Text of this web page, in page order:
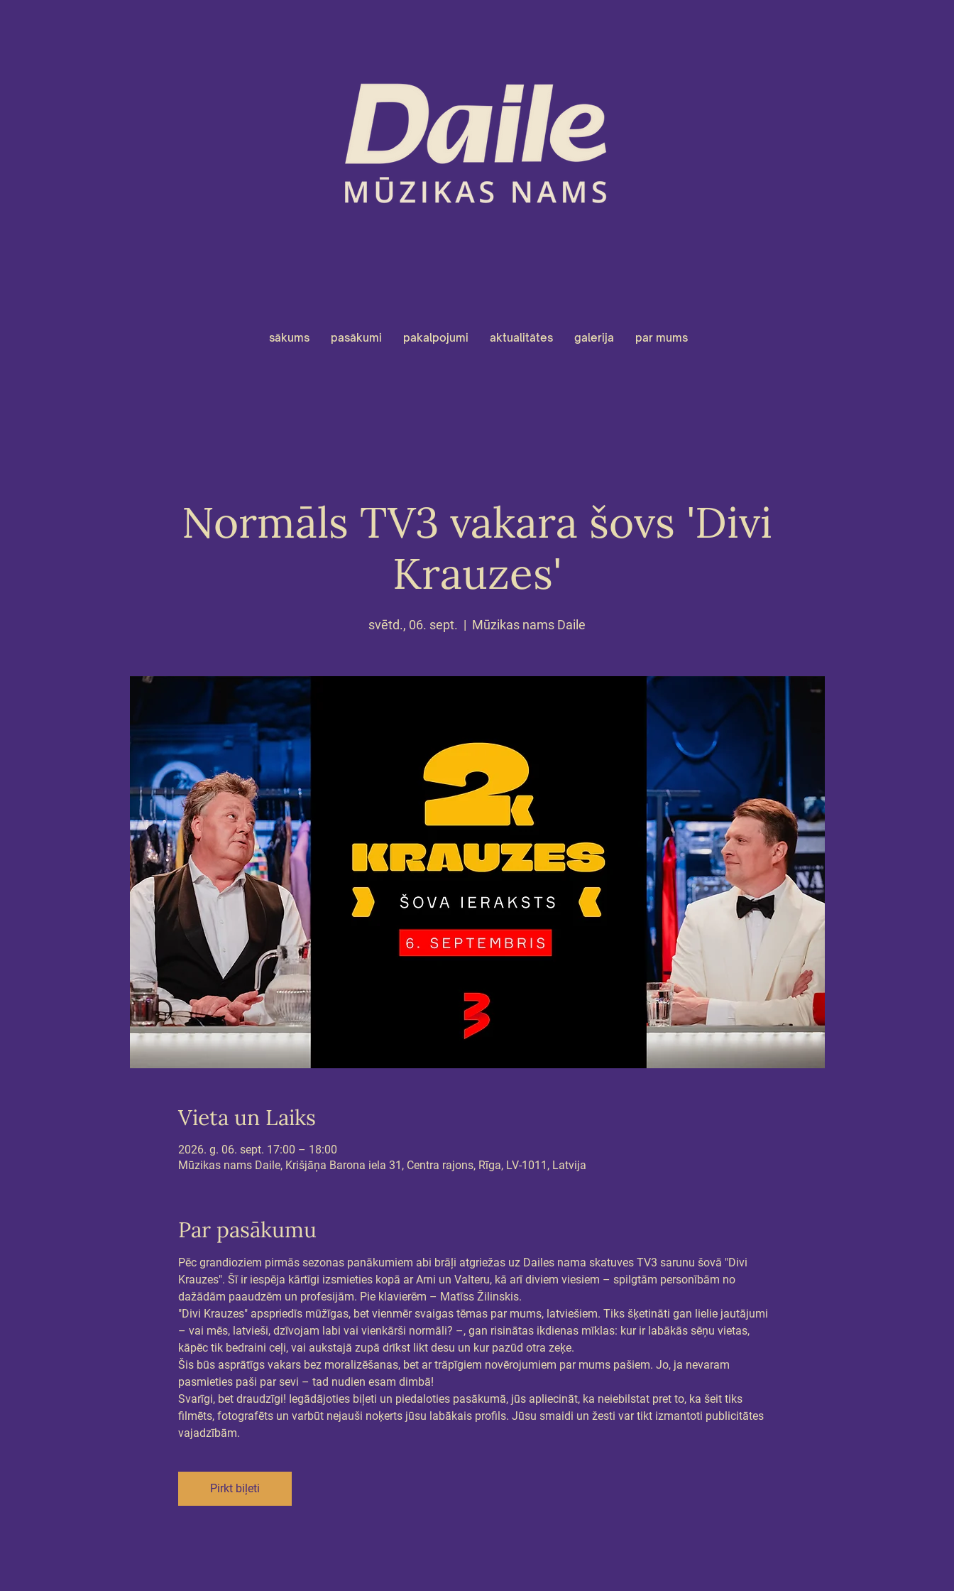
sākums pasākumi pakalpojumi aktualitātes galerija par mums
Normāls TV3 vakara šovs 'Divi
Krauzes'
svētd., 06. sept.
  |
Mūzikas nams Daile
Vieta un Laiks
2026. g. 06. sept. 17:00 – 18:00
Mūzikas nams Daile, Krišjāņa Barona iela 31, Centra rajons, Rīga, LV-1011, Latvija
Par pasākumu
Pēc grandioziem pirmās sezonas panākumiem abi brāļi atgriežas uz Dailes nama skatuves TV3 sarunu šovā "Divi
Krauzes". Šī ir iespēja kārtīgi izsmieties kopā ar Arni un Valteru, kā arī diviem viesiem – spilgtām personībām no
dažādām paaudzēm un profesijām. Pie klavierēm – Matīss Žilinskis.
"Divi Krauzes" apspriedīs mūžīgas, bet vienmēr svaigas tēmas par mums, latviešiem. Tiks šķetināti gan lielie jautājumi
– vai mēs, latvieši, dzīvojam labi vai vienkārši normāli? –, gan risinātas ikdienas mīklas: kur ir labākās sēņu vietas,
kāpēc tik bedraini ceļi, vai aukstajā zupā drīkst likt desu un kur pazūd otra zeķe.
Šis būs asprātīgs vakars bez moralizēšanas, bet ar trāpīgiem novērojumiem par mums pašiem. Jo, ja nevaram
pasmieties paši par sevi – tad nudien esam dimbā!
Svarīgi, bet draudzīgi! Iegādājoties biļeti un piedaloties pasākumā, jūs apliecināt, ka neiebilstat pret to, ka šeit tiks
filmēts, fotografēts un varbūt nejauši noķerts jūsu labākais profils. Jūsu smaidi un žesti var tikt izmantoti publicitātes
vajadzībām.
Pirkt biļeti